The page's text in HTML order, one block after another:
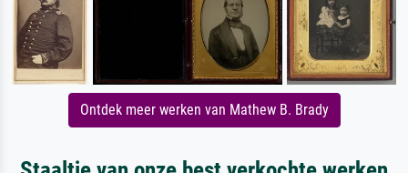
Ontdek meer werken van Mathew B. Brady